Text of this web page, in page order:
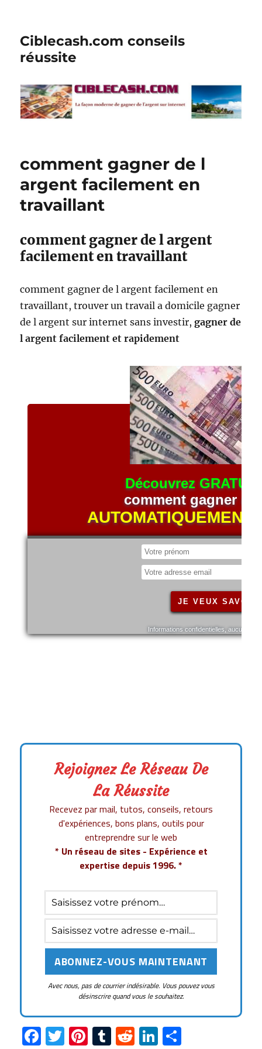
Ciblecash.com conseils
réussite
comment gagner de l
argent facilement en
travaillant
comment gagner de l argent
facilement en travaillant
comment gagner de l argent facilement en
travaillant, trouver un travail a domicile gagner
de l argent sur internet sans investir,gagner de
l argent facilement et rapidement
Rejoignez Le Réseau De
La Réussite
Recevez par mail, tutos, conseils, retours
d'expériences, bons plans, outils pour
entreprendre sur le web
* Un réseau de sites - Expérience et
expertise depuis 1996. *
Avec nous, pas de courrier indésirable. Vous pouvez vous
désinscrire quand vous le souhaitez.
F
T
Pi T
R
Li